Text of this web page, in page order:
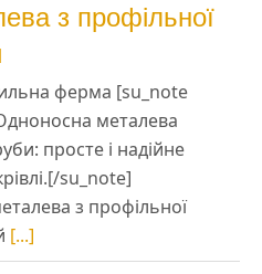
з профільної
ферма [su_note
металева
просте і надійне
su_note]
з профільної
[...]